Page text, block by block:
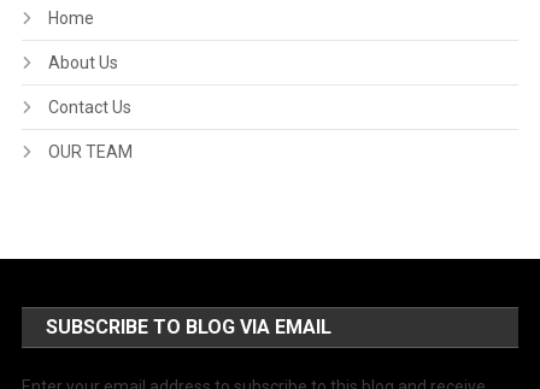
Home
About Us
Contact Us
OUR TEAM
SUBSCRIBE TO BLOG VIA EMAIL